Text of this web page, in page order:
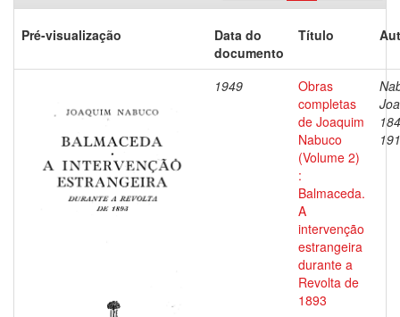
Pré-visualização
Data do
documento
Título
1949
Obras
completas
de Joaquim
Nabuco
(Volume 2)
:
Balmaceda.
A
intervenção
estrangeira
durante a
Revolta de
1893